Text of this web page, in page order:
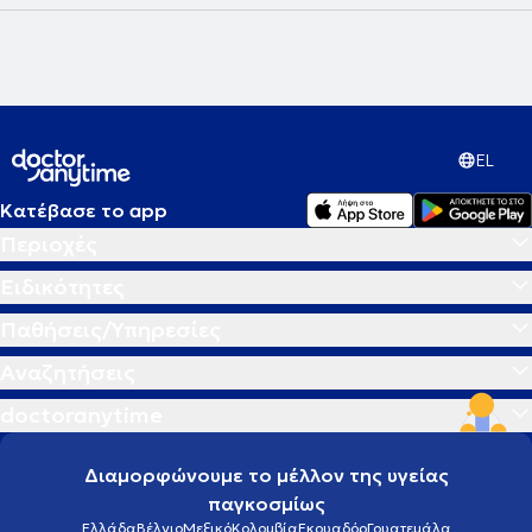
EL
Κατέβασε το app
Διαμορφώνουμε το μέλλον της υγείας
παγκοσμίως
ΕλλάδαΒέλγιοΜεξικόΚολομβίαΕκουαδόρΓουατεμάλα